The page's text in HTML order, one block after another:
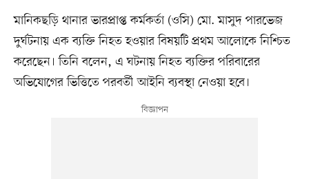
মানিকছড়ি থানার ভারপ্রাপ্ত কর্মকর্তা (ওসি) মো. মাসুদ পারভেজ
দুর্ঘটনায় এক ব্যক্তি নিহত হওয়ার বিষয়টি প্রথম আলোকে নিশ্চিত
করেছেন। তিনি বলেন, এ ঘটনায় নিহত ব্যক্তির পরিবারের
অভিযোগের ভিত্তিতে পরবর্তী আইনি ব্যবস্থা নেওয়া হবে।